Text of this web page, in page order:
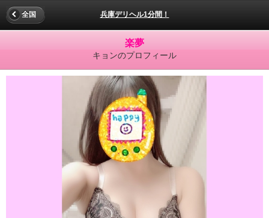
兵庫デリヘル1分間！
全国
楽夢
キョンのプロフィール